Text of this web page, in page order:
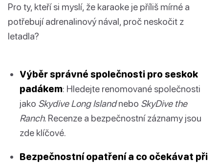
Pro ty, kteří si myslí, že karaoke je příliš mírné a
potřebují adrenalinový nával, proč neskočit z
letadla?
Výběr správné společnosti pro seskok
padákem: Hledejte renomované společnosti
jako Skydive Long Islandnebo SkyDive the
Ranch. Recenze a bezpečnostní záznamy jsou
zde klíčové.
Bezpečnostní opatření a co očekávat při